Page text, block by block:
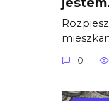
0